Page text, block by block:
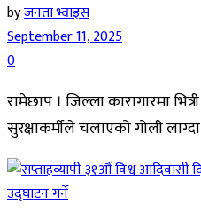
byजनता भ्वाइस
September 11, 2025
0
रामेछाप । जिल्ला कारागारमा
सुरक्षाकर्मीले चलाएको गोली